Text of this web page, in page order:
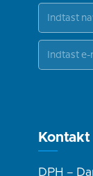
Kontakt
DPH –